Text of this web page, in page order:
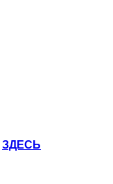
ЗДЕСЬ